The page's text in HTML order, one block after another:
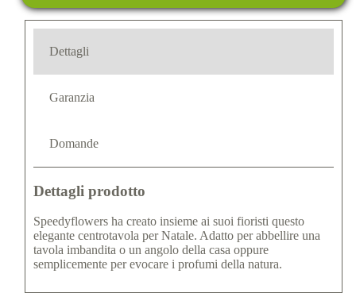
Dettagli
Garanzia
Domande
Dettagli prodotto
Speedyflowers ha creato insieme ai suoi fioristi questo
elegante centrotavola per Natale. Adatto per abbellire una
tavola imbandita o un angolo della casa oppure
semplicemente per evocare i profumi della natura.